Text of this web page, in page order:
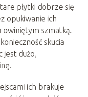
płytki dobrze się
opukiwanie ich
szmatką.
skucia
jest dużo,
ich brakuje